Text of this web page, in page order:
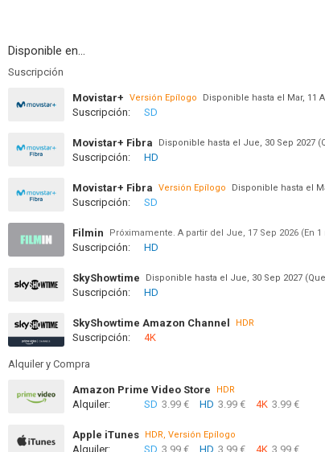
Disponible en...
Suscripción
Movistar+ Versión Epílogo Disponible hasta el Mar, 11
Suscripción: SD
Movistar+ Fibra Disponible hasta el Jue, 30 Sep 2027
Suscripción: HD
Movistar+ Fibra Versión Epílogo Disponible hasta el
Suscripción: SD
Filmin Próximamente. A partir del Jue, 17 Sep 2026 (En 1
Suscripción: HD
SkyShowtime Disponible hasta el Jue, 30 Sep 2027
Suscripción: HD
SkyShowtime Amazon Channel HDR
Suscripción: 4K
Alquiler y Compra
Amazon Prime Video Store HDR
Alquiler: SD 3.99 € HD 3.99 € 4K 3.99 €
Apple iTunes HDR, Versión Epílogo
Alquiler: SD 3.99 € HD 3.99 € 4K 3.99 €